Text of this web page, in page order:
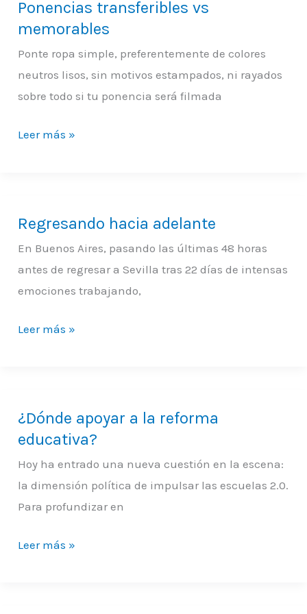
Ponencias transferibles vs
memorables
Ponte ropa simple, preferentemente de colores
neutros lisos, sin motivos estampados, ni rayados
sobre todo si tu ponencia será filmada
Leer más »
Regresando hacia adelante
En Buenos Aires, pasando las últimas 48 horas
antes de regresar a Sevilla tras 22 días de intensas
emociones trabajando,
Regresando
hacia
adelante
Leer más »
¿Dónde apoyar a la reforma
educativa?
Hoy ha entrado una nueva cuestión en la escena:
la dimensión política de impulsar las escuelas 2.0.
Para profundizar en
¿Dónde
apoyar
a
la
reforma
Leer más »